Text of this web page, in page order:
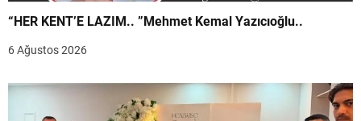
“HER KENT’E LAZIM.. ”Mehmet Kemal Yazıcıoğlu..
6 Ağustos 2026